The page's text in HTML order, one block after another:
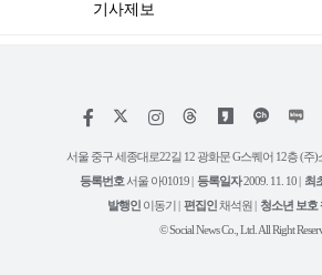
기사제보
페
스
인
타
램
서울 중구 세종대로22길 12 광화문 G스퀘어 12층 (주)
등록번호 서울 아01019 | 등록일자2009. 11. 10 | 최
발행인 이동기 | 편집인채석원 | 청소년 보호
© Social News Co., Ltd. All Right